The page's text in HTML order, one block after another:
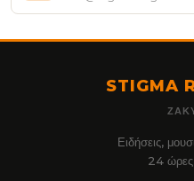
STIGMA
Ειδήσεις,
24